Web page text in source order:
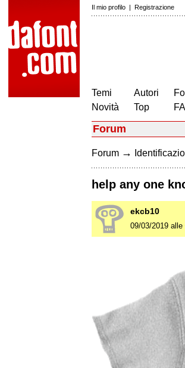
Il mio profilo | Registrazione
Temi
Novità
Autori
Top
Forum
Forum →
help any one
ekcb10
09/03/2019 alle